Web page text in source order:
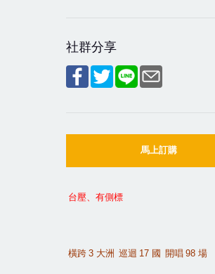
社群分享
馬上訂購
台壓、有側標
橫跨 3 大洲 巡迴 17 國 開唱 98 場